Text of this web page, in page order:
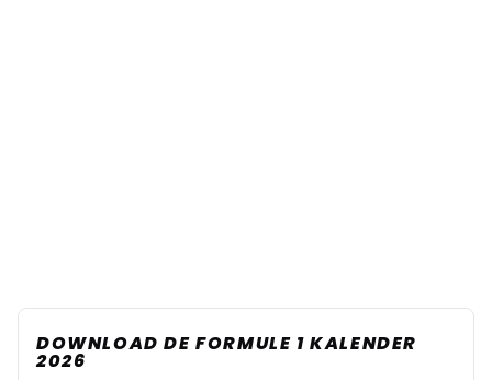
DOWNLOAD DE FORMULE 1 KALENDER
2026